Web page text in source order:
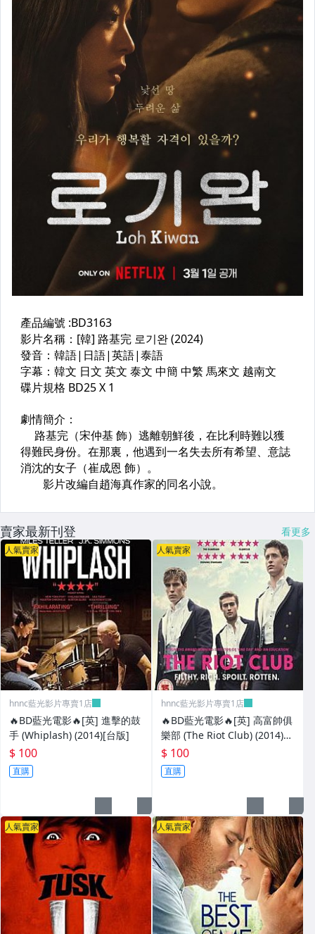
26年7月開始更新電影+影集
UHD 4K藍光電影
賣家最新刊登 看更多
人氣賣家
hnnc藍光影片專賣1店
🔥BD藍光電影🔥[英] 進擊的鼓
手 (Whiplash) (2014)[台版]
$ 100
直購
人氣賣家
hnnc藍光影片專賣1店
🔥BD藍光電影🔥[英] 高富帥俱
樂部 (The Riot Club) (2014)
[台版字幕]
$ 100
直購
人氣賣家 人氣賣家